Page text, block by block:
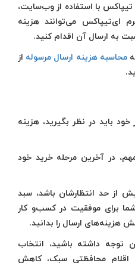
با استفاده از وب‌سایت،
ای‌تیپاکس می‌توانند هزینه
به ارسال آن اقدام کنید.
محاسبه هزینه ارسال مرسوله از
باید در نظر بگیرید، هزینه
در آخرین مرحله خرید خود
از حد انتظارشان باشد، سبد
برای موفقیت در کسب‌و کار
هزینه‌های ارسال را بدانید.
توجه داشته باشید، انتخاب
اقلام محافظتی سبک، کاهش